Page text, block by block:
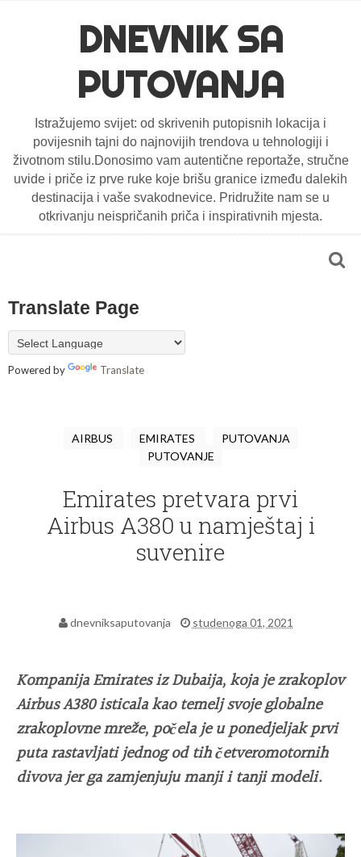
DNEVNIK SA
PUTOVANJA
Istražujemo svijet: od skrivenih putopisnih lokacija i
povijesnih tajni do najnovijih trendova u tehnologiji i
životnom stilu.Donosimo vam autentične reportaže, stručne
uvide i priče iz prve ruke koje brišu granice između dalekih
destinacija i vaše svakodnevice. Pridružite nam se u
otkrivanju neispričanih priča i inspirativnih mjesta.
Translate Page
Powered by Translate
AIRBUS EMIRATES
PUTOVANJA
PUTOVANJE
Emirates pretvara prvi
Airbus A380 u namještaj i
suvenire
dnevniksaputovanja studenoga 01, 2021
Kompanija Emirates iz Dubaija, koja je zrakoplov
Airbus A380 isticala kao temelj svoje globalne
zrakoplovne mreže, počela je u ponedjeljak prvi
puta rastavljati jednog od tih četveromotornih
divova jer ga zamjenjuju manji i tanji modeli.